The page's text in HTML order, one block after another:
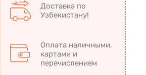
Доставка по
Узбекистану!
Оплата наличными,
картами и
перечислением